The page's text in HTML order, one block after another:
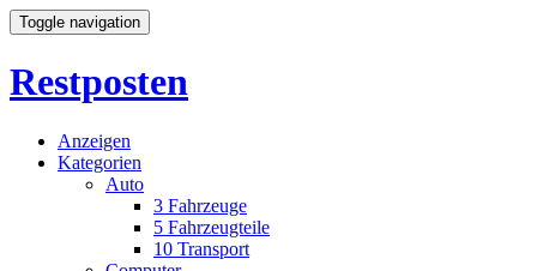
Toggle navigation
Restposten
Anzeigen
Kategorien
Auto
3 Fahrzeuge
5 Fahrzeugteile
10 Transport